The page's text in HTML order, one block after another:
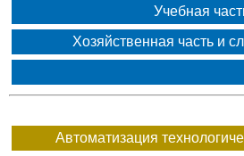
Учебная
Хозяйственная часть и
Автоматизация